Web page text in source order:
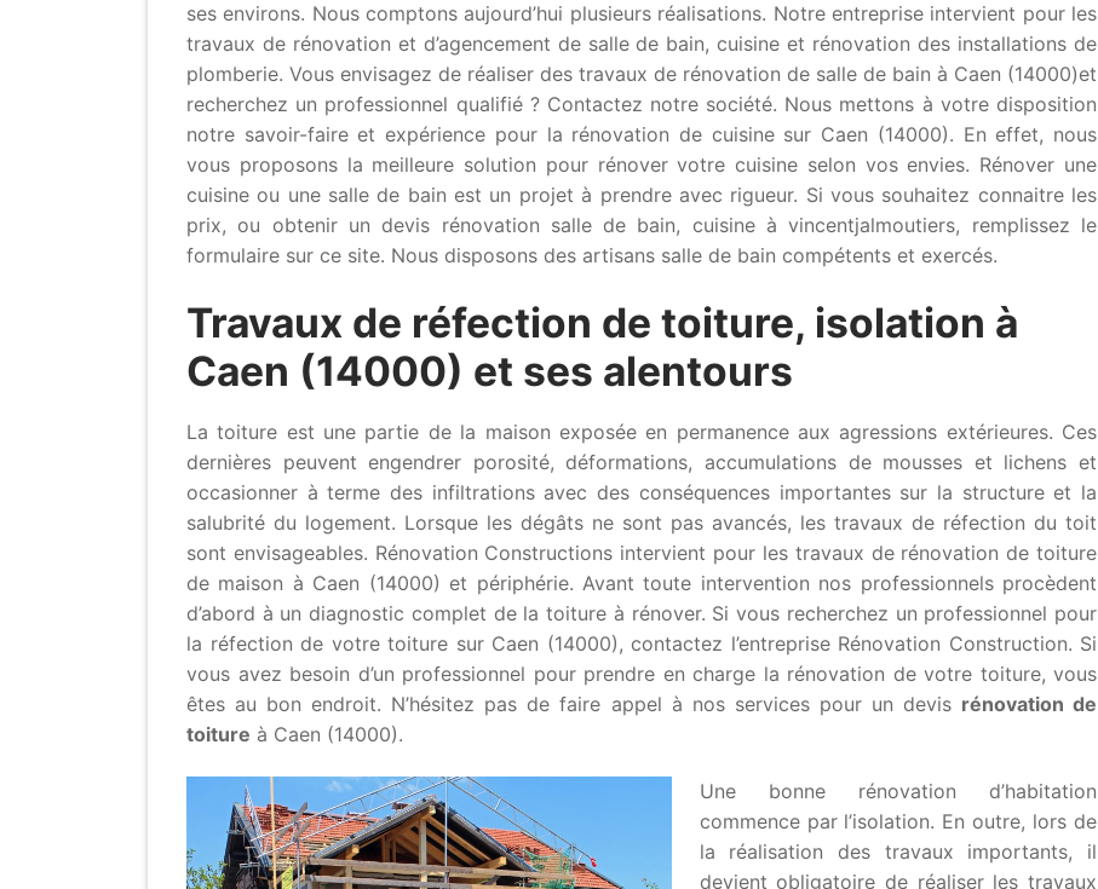
ses environs. Nous comptons aujourd’hui plusieurs réalisations. Notre entreprise intervient pour les
travaux de rénovation et d’agencement de salle de bain, cuisine et rénovation des installations de
plomberie. Vous envisagez de réaliser des travaux de rénovation de salle de bain à Caen (14000)et
recherchez un professionnel qualifié ? Contactez notre société. Nous mettons à votre disposition
notre savoir-faire et expérience pour la rénovation de cuisine sur Caen (14000). En effet, nous
vous proposons la meilleure solution pour rénover votre cuisine selon vos envies. Rénover une
cuisine ou une salle de bain est un projet à prendre avec rigueur. Si vous souhaitez connaitre les
prix, ou obtenir un devis rénovation salle de bain, cuisine à vincentjalmoutiers, remplissez le
formulaire sur ce site. Nous disposons des artisans salle de bain compétents et exercés.
Travaux de réfection de toiture, isolation à
Caen (14000) et ses alentours
La toiture est une partie de la maison exposée en permanence aux agressions extérieures. Ces
dernières peuvent engendrer porosité, déformations, accumulations de mousses et lichens et
occasionner à terme des infiltrations avec des conséquences importantes sur la structure et la
salubrité du logement. Lorsque les dégâts ne sont pas avancés, les travaux de réfection du toit
sont envisageables. Rénovation Constructions intervient pour les travaux de rénovation de toiture
de maison à Caen (14000) et périphérie. Avant toute intervention nos professionnels procèdent
d’abord à un diagnostic complet de la toiture à rénover. Si vous recherchez un professionnel pour
la réfection de votre toiture sur Caen (14000), contactez l’entreprise Rénovation Construction. Si
vous avez besoin d’un professionnel pour prendre en charge la rénovation de votre toiture, vous
êtes au bon endroit. N’hésitez pas de faire appel à nos services pour un devis rénovation de
toiture à Caen (14000).
Une bonne rénovation d’habitation
commence par l’isolation. En outre, lors de
la réalisation des travaux importants, il
devient obligatoire de réaliser les travaux